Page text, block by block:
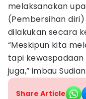
melaksanakan
(Pembersihan
dilakukan secara
“Meskipun kita
tapi
juga,” imbau
Share Article